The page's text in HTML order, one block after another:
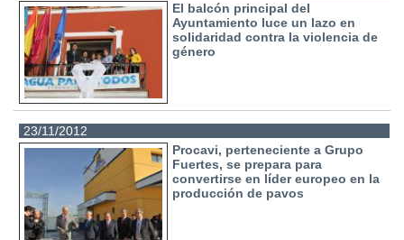
El balcón principal del
Ayuntamiento luce un lazo en
solidaridad contra la violencia de
género
23/11/2012
Procavi, perteneciente a Grupo
Fuertes, se prepara para
convertirse en líder europeo en la
producción de pavos